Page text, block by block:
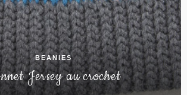
BEANIES
Jersey au crochet